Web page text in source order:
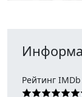
Рейтинг IMDb